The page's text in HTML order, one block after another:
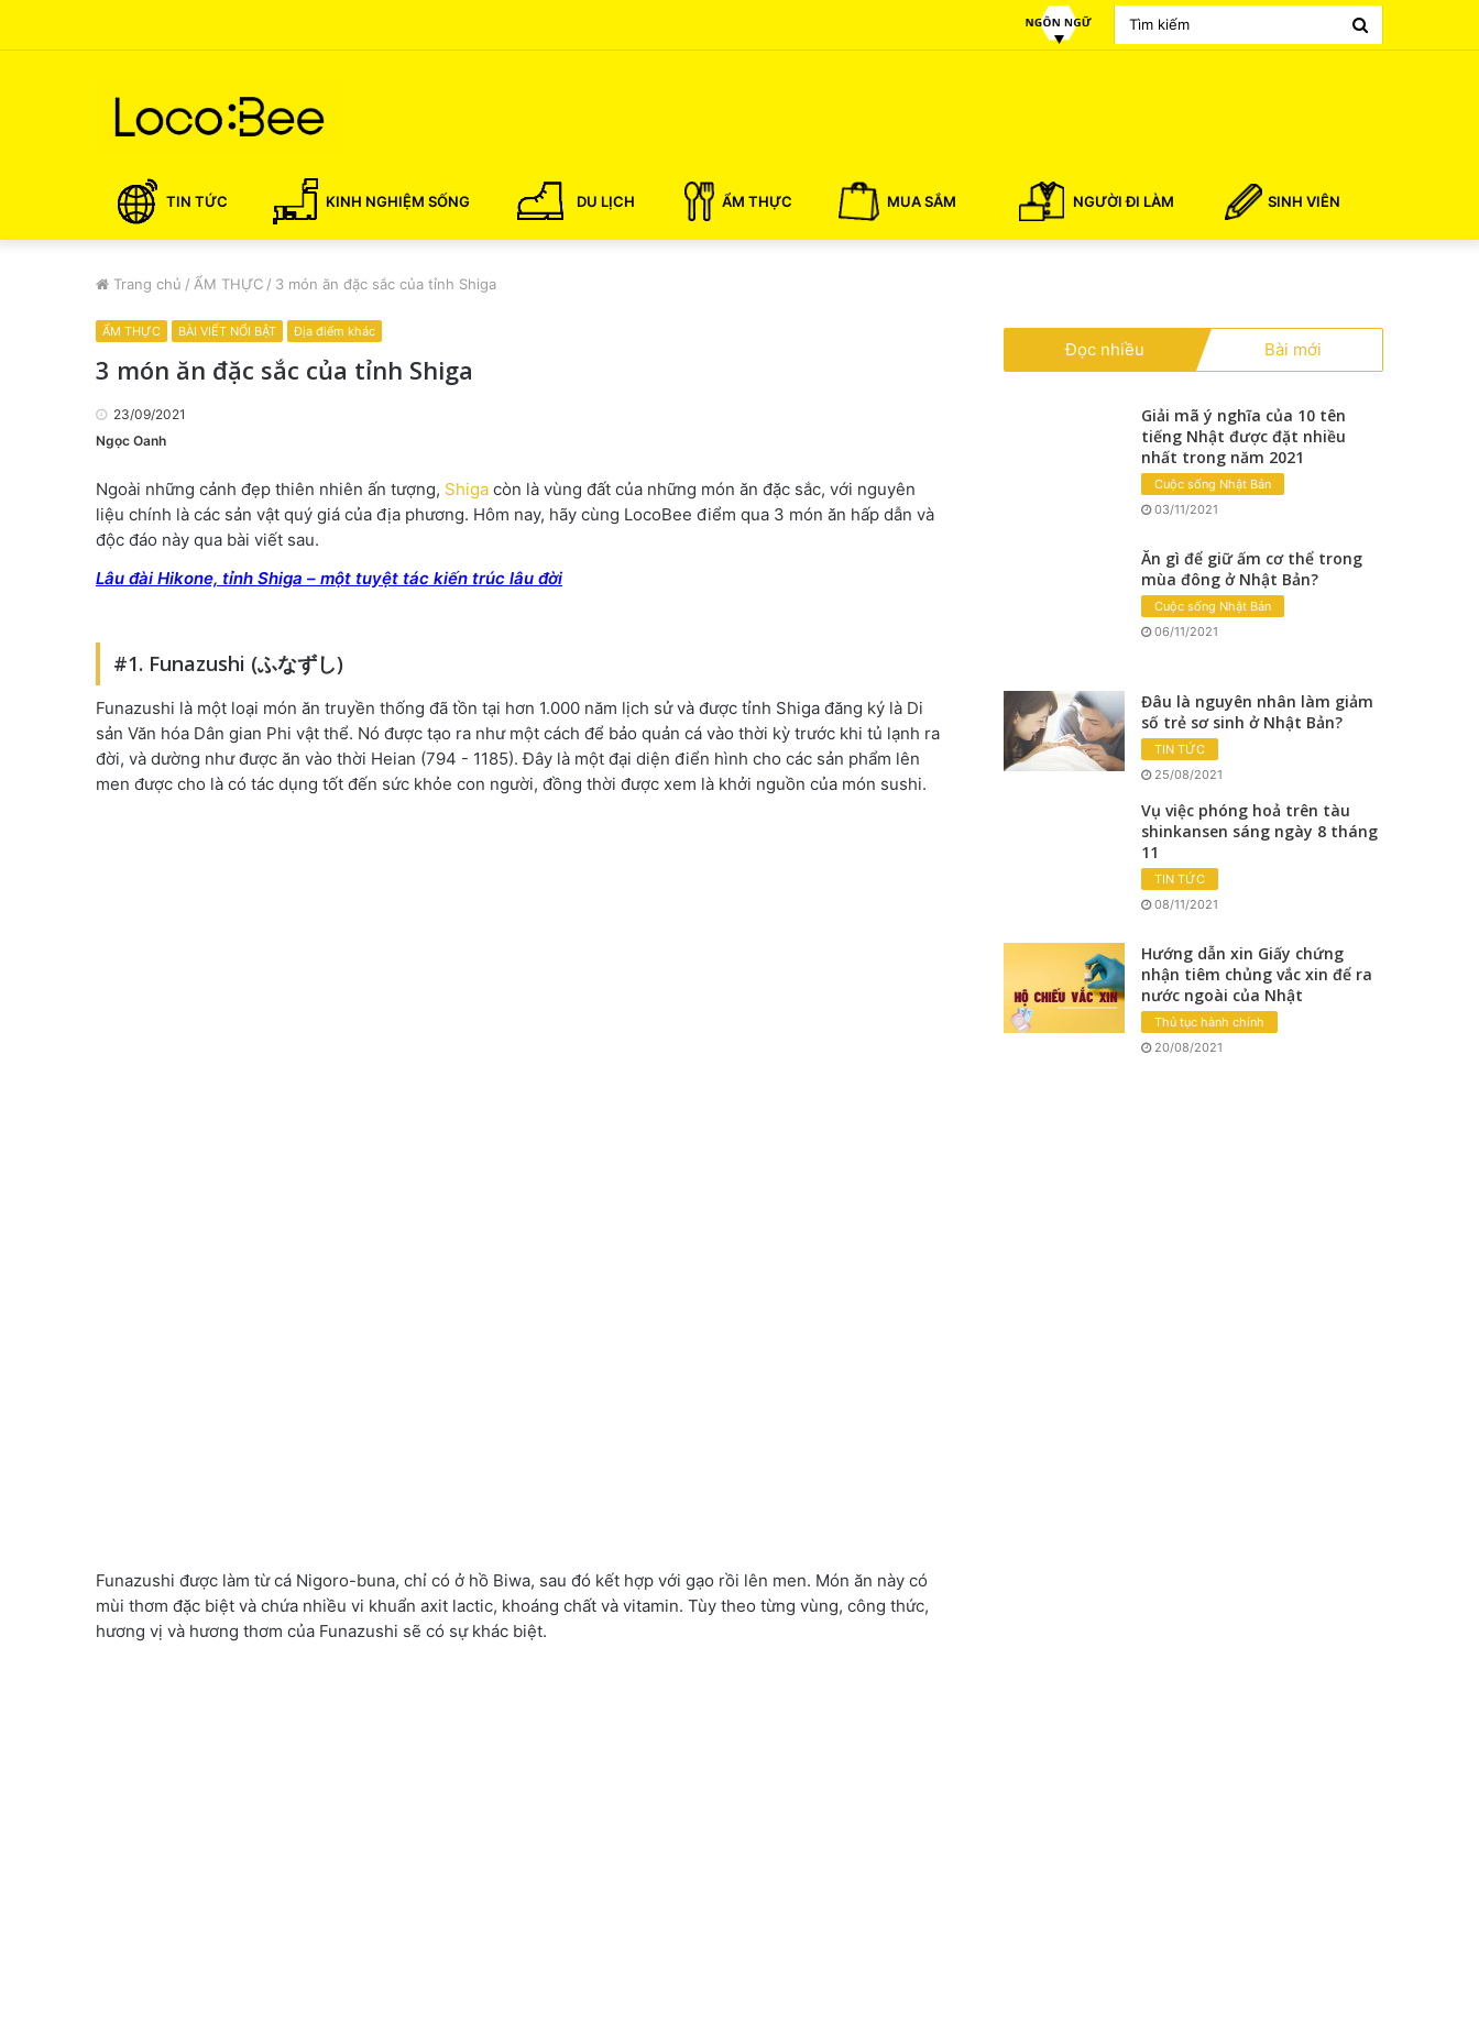
TIN TỨC KINH NGHIỆM SỐNG DU LỊCH ẨM THỰC MUA SẮM NGƯỜI ĐI LÀM SINH VIÊN
Trang chủ / ẨM THỰC / 3 món ăn đặc sắc của tỉnh Shiga
ẨM THỰC BÀI VIẾT NỔI BẬT Địa điểm khác
3 món ăn đặc sắc của tỉnh Shiga
23/09/2021
Ngọc Oanh
Ngoài những cảnh đẹp thiên nhiên ấn tượng, Shiga còn là vùng đất của những món ăn đặc sắc, với nguyên
liệu chính là các sản vật quý giá của địa phương. Hôm nay, hãy cùng LocoBee điểm qua 3 món ăn hấp dẫn và
độc đáo này qua bài viết sau.
Lâu đài Hikone, tỉnh Shiga – một tuyệt tác kiến trúc lâu đời
#1. Funazushi (ふなずし)
Funazushi là một loại món ăn truyền thống đã tồn tại hơn 1.000 năm lịch sử và được tỉnh Shiga đăng ký là Di
sản Văn hóa Dân gian Phi vật thể. Nó được tạo ra như một cách để bảo quản cá vào thời kỳ trước khi tủ lạnh ra
đời, và dường như được ăn vào thời Heian (794 - 1185). Đây là một đại diện điển hình cho các sản phẩm lên
men được cho là có tác dụng tốt đến sức khỏe con người, đồng thời được xem là khởi nguồn của món sushi.
Funazushi được làm từ cá Nigoro-buna, chỉ có ở hồ Biwa, sau đó kết hợp với gạo rồi lên men. Món ăn này có
mùi thơm đặc biệt và chứa nhiều vi khuẩn axit lactic, khoáng chất và vitamin. Tùy theo từng vùng, công thức,
hương vị và hương thơm của Funazushi sẽ có sự khác biệt.
Đọc nhiều Bài mới
Giải mã ý nghĩa của 10 tên
tiếng Nhật được đặt nhiều
nhất trong năm 2021
Cuộc sống Nhật Bản
03/11/2021
Ăn gì để giữ ấm cơ thể trong
mùa đông ở Nhật Bản?
Cuộc sống Nhật Bản
06/11/2021
Đâu là nguyên nhân làm giảm
số trẻ sơ sinh ở Nhật Bản?
TIN TỨC
25/08/2021
Vụ việc phóng hoả trên tàu
shinkansen sáng ngày 8 tháng
11
TIN TỨC
08/11/2021
Hướng dẫn xin Giấy chứng
nhận tiêm chủng vắc xin để ra
nước ngoài của Nhật
Thủ tục hành chính
20/08/2021